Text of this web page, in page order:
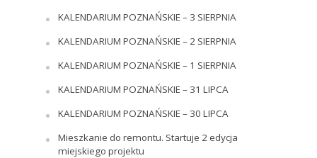
KALENDARIUM POZNAŃSKIE – 3 SIERPNIA
KALENDARIUM POZNAŃSKIE – 2 SIERPNIA
KALENDARIUM POZNAŃSKIE – 1 SIERPNIA
KALENDARIUM POZNAŃSKIE – 31 LIPCA
KALENDARIUM POZNAŃSKIE – 30 LIPCA
Mieszkanie do remontu. Startuje 2 edycja
miejskiego projektu